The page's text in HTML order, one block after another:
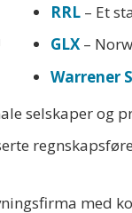
RRL– Et
GLX–
Warrener
selskaper og
med